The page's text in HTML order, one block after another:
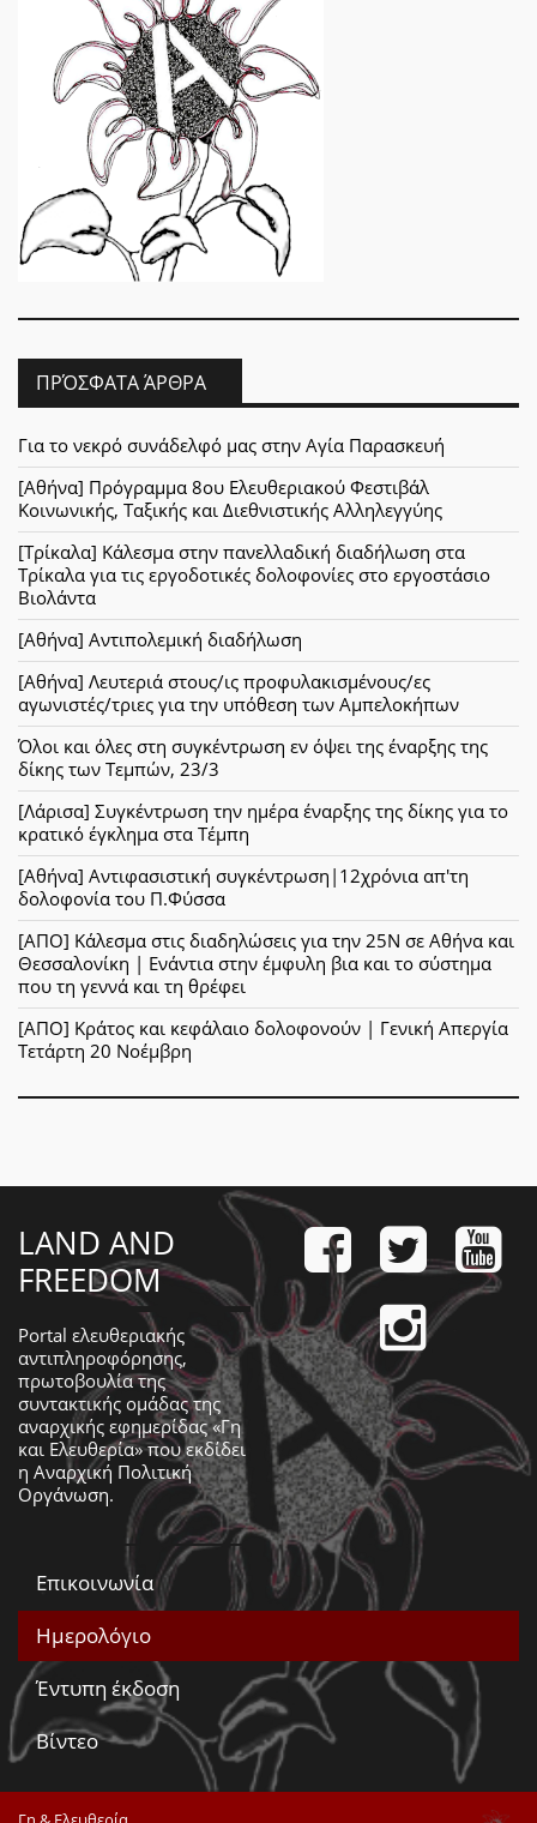
ΠΡΌΣΦΑΤΑ ΆΡΘΡΑ
Για το νεκρό συνάδελφό μας στην Αγία Παρασκευή
[Αθήνα] Πρόγραμμα 8ου Ελευθεριακού Φεστιβάλ
Κοινωνικής, Ταξικής και Διεθνιστικής Αλληλεγγύης
[Τρίκαλα] Κάλεσμα στην πανελλαδική διαδήλωση στα
Τρίκαλα για τις εργοδοτικές δολοφονίες στο εργοστάσιο
Βιολάντα
[Αθήνα] Αντιπολεμική διαδήλωση
[Αθήνα] Λευτεριά στους/ις προφυλακισμένους/ες
αγωνιστές/τριες για την υπόθεση των Αμπελοκήπων
Όλοι και όλες στη συγκέντρωση εν όψει της έναρξης της
δίκης των Τεμπών, 23/3
[Λάρισα] Συγκέντρωση την ημέρα έναρξης της δίκης για το
κρατικό έγκλημα στα Τέμπη
[Αθήνα] Αντιφασιστική συγκέντρωση|12χρόνια απ'τη
δολοφονία του Π.Φύσσα
[ΑΠΟ] Κάλεσμα στις διαδηλώσεις για την 25Ν σε Αθήνα και
Θεσσαλονίκη | Ενάντια στην έμφυλη βια και το σύστημα
που τη γεννά και τη θρέφει
[ΑΠΟ] Κράτος και κεφάλαιο δολοφονούν | Γενική Απεργία
Τετάρτη 20 Νοέμβρη
LAND AND
FREEDOM
Portal ελευθεριακής
αντιπληροφόρησης,
πρωτοβουλία της
συντακτικής ομάδας της
αναρχικής εφημερίδας «Γη
και Ελευθερία» που εκδίδει
η Αναρχική Πολιτική
Οργάνωση.
Επικοινωνία
Ημερολόγιο
Έντυπη έκδοση
Βίντεο